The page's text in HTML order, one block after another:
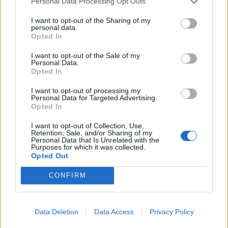
I want to opt-out of the Sharing of my
personal data.
Opted In
I want to opt-out of the Sale of my
Personal Data.
Opted In
I want to opt-out of processing my
Personal Data for Targeted Advertising.
Opted In
I want to opt-out of Collection, Use,
Retention, Sale, and/or Sharing of my
Personal Data that Is Unrelated with the
Purposes for which it was collected.
Opted Out
CONFIRM
Data Deletion Data Access Privacy Policy
Pas dy vitesh në kërkim
për dosjen e inceneratorit
Renardo Nallbani në
Palasë
Përfundon pas 4 orësh
shumë!”
Protestuesit vijojnë
marshimin pa u ndalur:
partisë!
kur nis rënia e